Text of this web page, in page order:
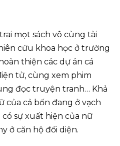
mọt sách vô cùng tài
cứu khoa học ở trường
thiện các dự án cá
tử, cùng xem phim
đọc truyện tranh… Khả
của cả bốn đang ở vạch
sự xuất hiện của nữ
ở căn hộ đối diện.